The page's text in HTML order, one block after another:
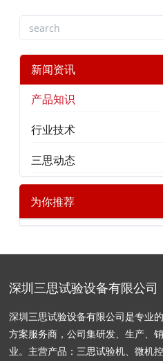
新闻资讯
产品知识
行业技术
三思动态
为你推荐
深圳三思试验设备有限公司
深圳三思试验设备有限公司是专业
方案服务商，公司集研发、生产、
业。主营产品：三思试验机、微机